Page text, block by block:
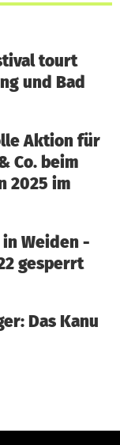
tourt
und Bad
Aktion für
Co. beim
2025 im
Weiden -
gesperrt
Das Kanu